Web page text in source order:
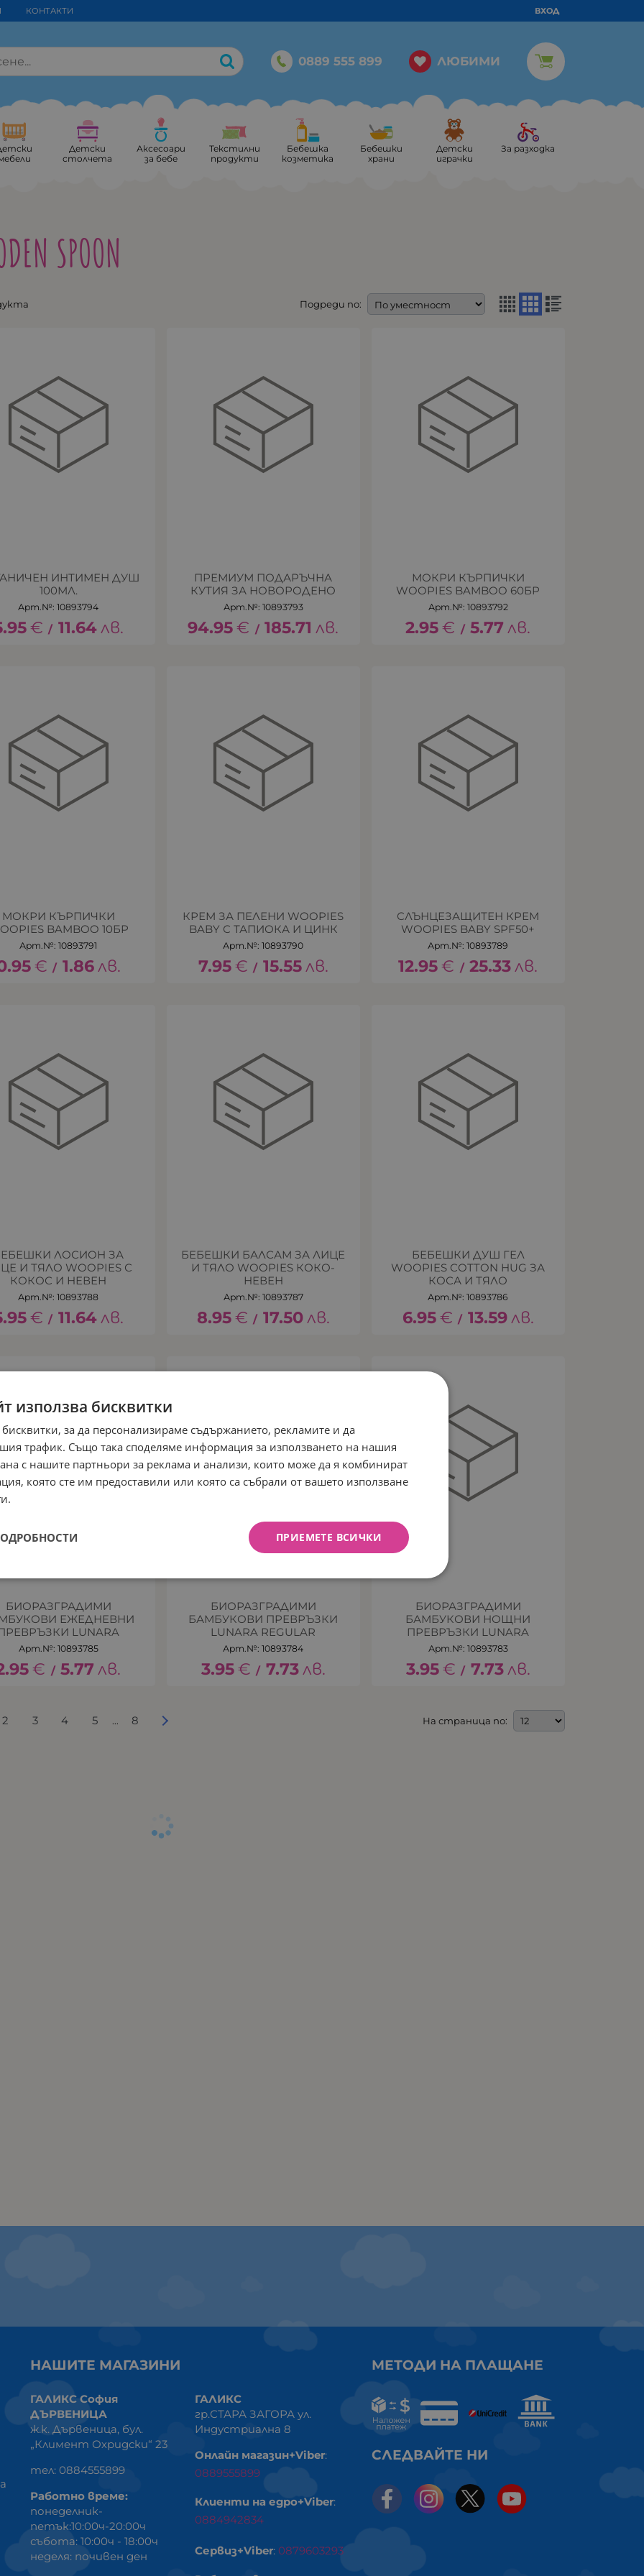
КОНТАКТИ ВХОД
0889 555 899 ЛЮБИМИ
Детски
столчета
Аксесоари
за бебе
Текстилни
продукти
Бебешка
козметика
Бебешки
храни
Детски
играчки
За разходка
SPOON
Подреди по:
ИНТИМЕН ДУШ
100МЛ.
Арт.№: 10893794
€ / 11.64лв.
ПРЕМИУМ ПОДАРЪЧНА
КУТИЯ ЗА НОВОРОДЕНО
Арт.№: 10893793
94.95€ / 185.71 лв.
МОКРИ КЪРПИЧКИ
WOOPIES BAMBOO 60БР
Арт.№: 10893792
2.95€ / 5.77 лв.
МОКРИ КЪРПИЧКИ
BAMBOO 10БР
Арт.№: 10893791
€ / 1.86лв.
КРЕМ ЗА ПЕЛЕНИ WOOPIES
BABY С ТАПИОКА И ЦИНК
Арт.№: 10893790
7.95€ / 15.55лв.
СЛЪНЦЕЗАЩИТЕН КРЕМ
WOOPIES BABY SPF50+
Арт.№: 10893789
12.95€ / 25.33лв.
ЛОСИОН ЗА
И ТЯЛО WOOPIES С
КОКОС И НЕВЕН
Арт.№: 10893788
€ / 11.64лв.
БЕБЕШКИ БАЛСАМ ЗА ЛИЦЕ
И ТЯЛО WOOPIES КОКО-
НЕВЕН
Арт.№: 10893787
8.95€ / 17.50лв.
БЕБЕШКИ ДУШ ГЕЛ
WOOPIES COTTON HUG ЗА
КОСА И ТЯЛО
Арт.№: 10893786
6.95€ / 13.59лв.
БИОРАЗГРАДИМИ
ЕЖЕДНЕВНИ
LUNARA
Арт.№: 10893785
€ / 5.77 лв.
БИОРАЗГРАДИМИ
БАМБУКОВИ ПРЕВРЪЗКИ
LUNARA REGULAR
Арт.№: 10893784
3.95€ / 7.73лв.
БИОРАЗГРАДИМИ
БАМБУКОВИ НОЩНИ
ПРЕВРЪЗКИ LUNARA
Арт.№: 10893783
3.95€ / 7.73лв.
2 3 4 5 ... 8 На страница по:
НАШИТЕ МАГАЗИНИ
ГАЛИКС София
ДЪРВЕНИЦА
ж.к. Дървеница, бул.
„Климент Охридски“ 23
тел: 0884555899
Работно време:
понеделник-
петък:10:00ч-20:00ч
събота: 10:00ч - 18:00ч
неделя: почивен ден
ГАЛИКС
гр.СТАРА ЗАГОРА ул.
Индустриална 8
Онлайн магазин+Viber:
0889555899
Клиенти на едро+Viber:
0884942834
Сервиз+Viber: 0879603293
МЕТОДИ НА ПЛАЩАНЕ
СЛЕДВАЙТЕ НИ
използва бисквитки
за да персонализираме съдържанието, рекламите и да
трафик. Също така споделяме информация за използването на нашия
с нашите партньори за реклама и анализи, които може да я комбинират
която сте им предоставили или която са събрали от вашето използване
ПРИЕМЕТЕ ВСИЧКИ